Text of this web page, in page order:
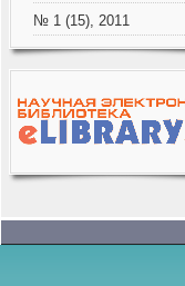
№ 1 (15), 2011